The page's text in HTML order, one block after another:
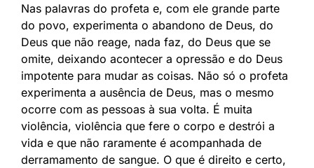
Nas palavras do profeta e, com ele grande parte
do povo, experimenta o abandono de Deus, do
Deus que não reage, nada faz, do Deus que se
omite, deixando acontecer a opressão e do Deus
impotente para mudar as coisas. Não só o profeta
experimenta a ausência de Deus, mas o mesmo
ocorre com as pessoas à sua volta. É muita
violência, violência que fere o corpo e destrói a
vida e que não raramente é acompanhada de
derramamento de sangue. O que é direito e certo,